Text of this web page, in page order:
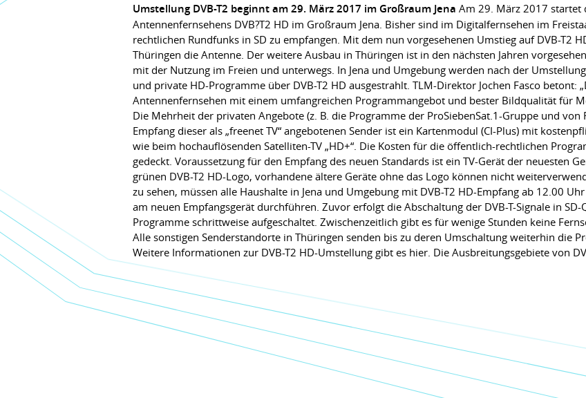
Umstellung DVB-T2 beginnt am 29. März 2017 im Großraum Jena Am 29. März 2017 startet
Antennenfernsehens DVB?T2 HD im Großraum Jena. Bisher sind im Digitalfernsehen im
rechtlichen Rundfunks in SD zu empfangen. Mit dem nun vorgesehenen Umstieg auf DVB-T2
Thüringen die Antenne. Der weitere Ausbau in Thüringen ist in den nächsten Jahren
mit der Nutzung im Freien und unterwegs. In Jena und Umgebung werden nach der
und private HD-Programme über DVB-T2 HD ausgestrahlt. TLM-Direktor Jochen Fasco betont:
Antennenfernsehen mit einem umfangreichen Programmangebot und bester Bildqualität für
Die Mehrheit der privaten Angebote (z. B. die Programme der ProSiebenSat.1-Gruppe und
Empfang dieser als „freenet TV“ angebotenen Sender ist ein Kartenmodul (CI-Plus) mit
wie beim hochauflösenden Satelliten-TV „HD+“. Die Kosten für die öffentlich-rechtlichen
gedeckt. Voraussetzung für den Empfang des neuen Standards ist ein TV-Gerät der neuesten
grünen DVB-T2 HD-Logo, vorhandene ältere Geräte ohne das Logo können nicht
zu sehen, müssen alle Haushalte in Jena und Umgebung mit DVB-T2 HD-Empfang ab 12.00
am neuen Empfangsgerät durchführen. Zuvor erfolgt die Abschaltung der DVB-T-Signale in
Programme schrittweise aufgeschaltet. Zwischenzeitlich gibt es für wenige Stunden keine
Alle sonstigen Senderstandorte in Thüringen senden bis zu deren Umschaltung weiterhin die
Weitere Informationen zur DVB-T2 HD-Umstellung gibt es hier. Die Ausbreitungsgebiete von